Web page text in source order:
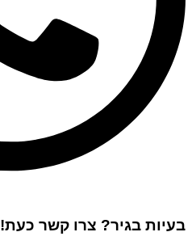
בעיות בגיר? צרו קשר כעת!